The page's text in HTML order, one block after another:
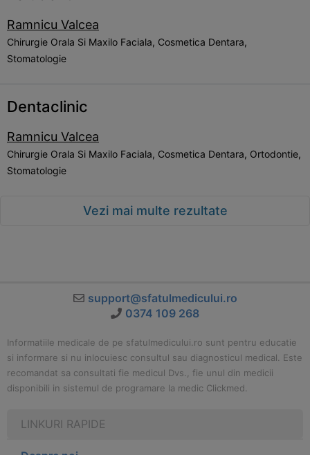
Ramnicu Valcea
Chirurgie Orala Si Maxilo Faciala, Cosmetica Dentara,
Stomatologie
Dentaclinic
Ramnicu Valcea
Chirurgie Orala Si Maxilo Faciala, Cosmetica Dentara, Ortodontie,
Stomatologie
Vezi mai multe rezultate
support@sfatulmedicului.ro
0374 109 268
Informatiile medicale de pe sfatulmedicului.ro sunt pentru educatie
si informare si nu inlocuiesc consultul sau diagnosticul medical. Este
recomandat sa consultati fie medicul Dvs., fie unul din medicii
disponibili in sistemul de programare la medic Clickmed.
LINKURI RAPIDE